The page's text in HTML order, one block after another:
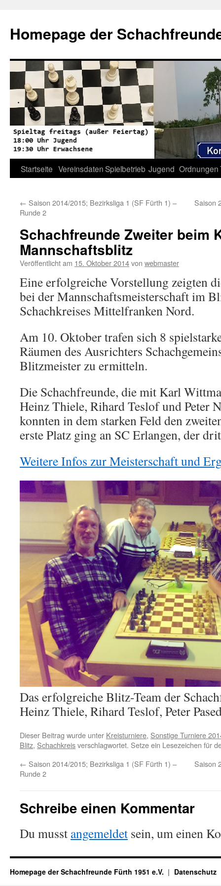
springen
Homepage der
Startseite VereinsdatenSpielbetrieb Jugend Ordnungen
← Saison 2014/2015; Bezirksliga 1 (SF Fürth 1) –
Runde 2
Saison
Schachfreunde Zweiter beim
Mannschaftsblitz
Veröffentlicht am 15. Oktober 2014von webmaster
Eine erfolgreiche Vorstellung zeigten
bei der Mannschaftsmeisterschaft im
Schachkreises Mittelfranken Nord.
Am 10. Oktober trafen sich 8
Räumen des Ausrichters
Blitzmeister zu ermitteln.
Die Schachfreunde, die mit Karl
Heinz Thiele, Rihard Teslof und Peter
konnten in dem starken Feld den
erste Platz ging an SC Erlangen, der
Weitere Infos zur Meisterschaft und
Das erfolgreiche Blitz-Team der
Heinz Thiele, Rihard Teslof, Peter
Dieser Beitrag wurde unter Kreisturniere, Sonstige Turniere
Blitz, Schachkreisverschlagwortet. Setze ein Lesezeichen für
← Saison 2014/2015; Bezirksliga 1 (SF Fürth 1) –
Runde 2
Saison
Schreibe einen Kommentar
Du musst angemeldet sein, um einen
Homepage der Schachfreunde Fürth 1951 e.V. Datenschutz